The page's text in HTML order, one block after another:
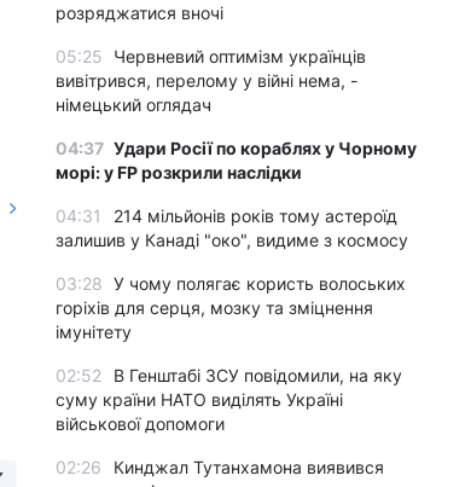
розряджатися вночі
05:25
Червневий оптимізм українців
вивітрився, перелому у війні нема, -
німецький оглядач
04:37 Удари Росії по кораблях у Чорному
морі: у FP розкрили наслідки
04:31
214 мільйонів років тому астероїд
залишив у Канаді "око", видиме з космосу
03:28 У чому полягає користь волоських
горіхів для серця, мозку та зміцнення
імунітету
02:52
В Генштабі ЗСУ повідомили, на яку
суму країни НАТО виділять Україні
військової допомоги
02:26
Кинджал Тутанхамона виявився